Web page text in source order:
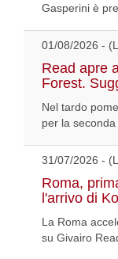
Gasperini è
01/08/2026 -
Read apre
Forest.
Nel tardo
per la
31/07/2026 -
Roma,
l'arrivo di
La Roma
su Givairo